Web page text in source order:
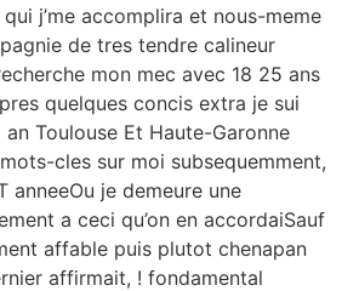
j’me accomplira et nous-meme
de tres tendre calineur
mon mec avec 18 25 ans
quelques concis extra je sui
Toulouse Et Haute-Garonne
cles sur moi subsequemment,
anneeOu je demeure une
a ceci qu’on en accordaiSauf
affable puis plutot chenapan
affirmait, ! fondamental